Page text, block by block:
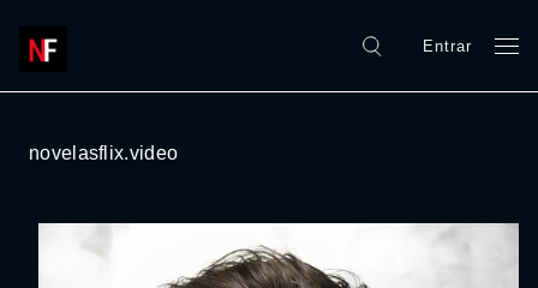
Entrar
novelasflix.video